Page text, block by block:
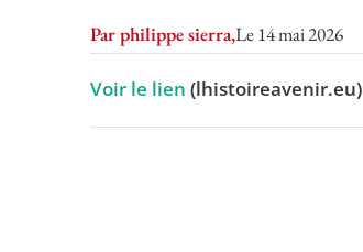
Par philippe sierra,Le 14 mai 2026
Voir le lien (lhistoireavenir.eu)